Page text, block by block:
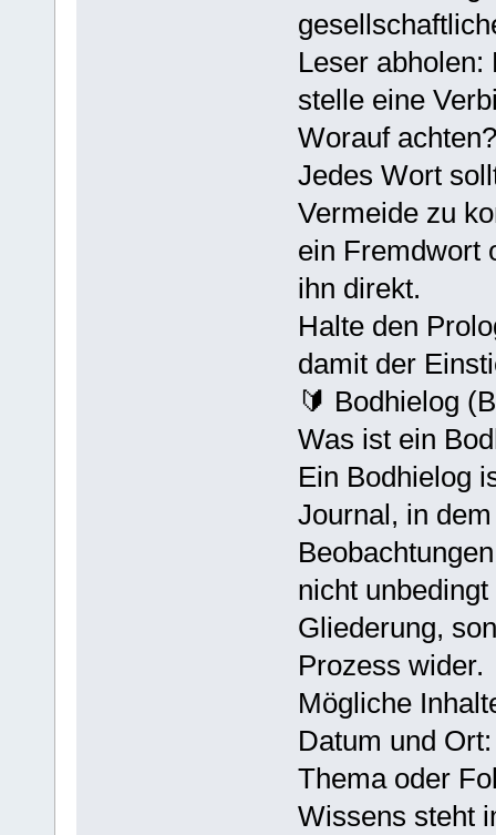
Leser abholen:
stelle eine
Worauf achten?
Jedes Wort
Vermeide zu
ein Fremdwort
ihn direkt.
Halte den
damit der
🔰 Bodhielog
Was ist ein
Ein Bodhielog
Journal, in
nicht
Gliederung,
Prozess wider.
Mögliche
Datum und
Thema oder
Wissens steht